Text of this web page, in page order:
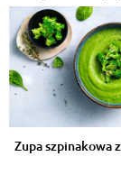
Zupa szpinakowa